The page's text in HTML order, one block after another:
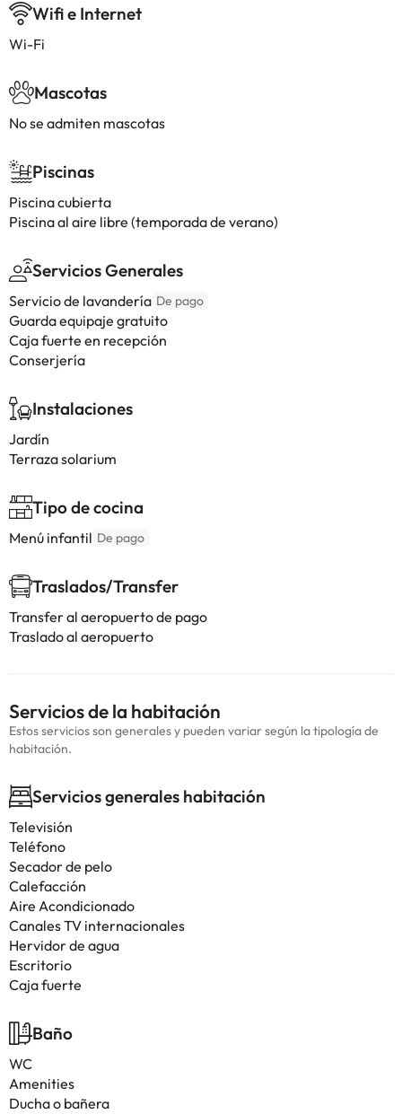
Wifi e Internet
Wi-Fi
Mascotas
No se admiten mascotas
Piscinas
Piscina cubierta
Piscina al aire libre (temporada de verano)
Servicios Generales
Servicio de lavandería De pago
Guarda equipaje gratuito
Caja fuerte en recepción
Conserjería
Instalaciones
Jardín
Terraza solarium
Tipo de cocina
Menú infantil De pago
Traslados/Transfer
Transfer al aeropuerto de pago
Traslado al aeropuerto
Servicios de la habitación
Estos servicios son generales y pueden variar según la tipología de
habitación.
Servicios generales habitación
Televisión
Teléfono
Secador de pelo
Calefacción
Aire Acondicionado
Canales TV internacionales
Hervidor de agua
Escritorio
Caja fuerte
Baño
WC
Amenities
Ducha o bañera